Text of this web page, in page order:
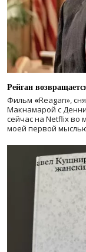
Рейган
Фильм «Reagan»,
Макнамарой с
сейчас на Netflix во
моей первой